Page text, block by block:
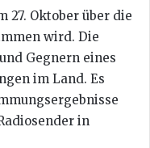
27. Oktober über die
wird. Die
Gegnern eines
im Land. Es
in